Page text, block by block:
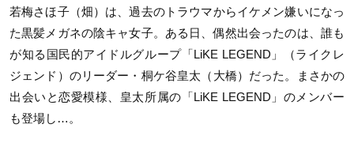
若梅さほ子（畑）は、過去のトラウマからイケメン嫌いになっ
た黒髪メガネの陰キャ女子。ある日、偶然出会ったのは、誰も
が知る国民的アイドルグループ「LiKE LEGEND」（ライクレ
ジェンド）のリーダー・桐ケ谷皇太（大橋）だった。まさかの
出会いと恋愛模様、皇太所属の「LiKE LEGEND」のメンバー
も登場し…。